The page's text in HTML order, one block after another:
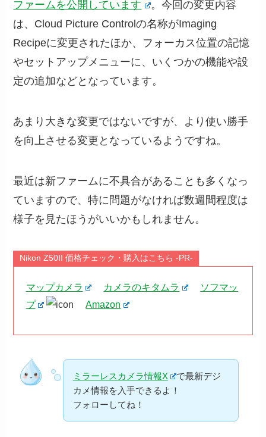
ファームを公開しています
。今回の変更内容
は、Cloud Picture Controlの名称がImaging
Recipeに変更されたほか、フォーカス位置の記憶
やセットアップメニューに、いくつかの機能や設
定の追加などとなっています。
あまり大きな変更ではないですが、より使い勝手
を向上させる変更となっているようですね。
最近は新ファームに不具合があることも多くなっ
ていますので、特に問題がなければ数週間程度は
様子を見たほうがいいかもしれません。
Nikon Z50II 価格チェック・購入はこちら -PR-
マップカメラ カメラのキタムラ
ソフマッ
プ
Amazon
ミラーレスカメラ情報X
で最新デジ
カメ情報を入手できるよ！
フォローしてね！